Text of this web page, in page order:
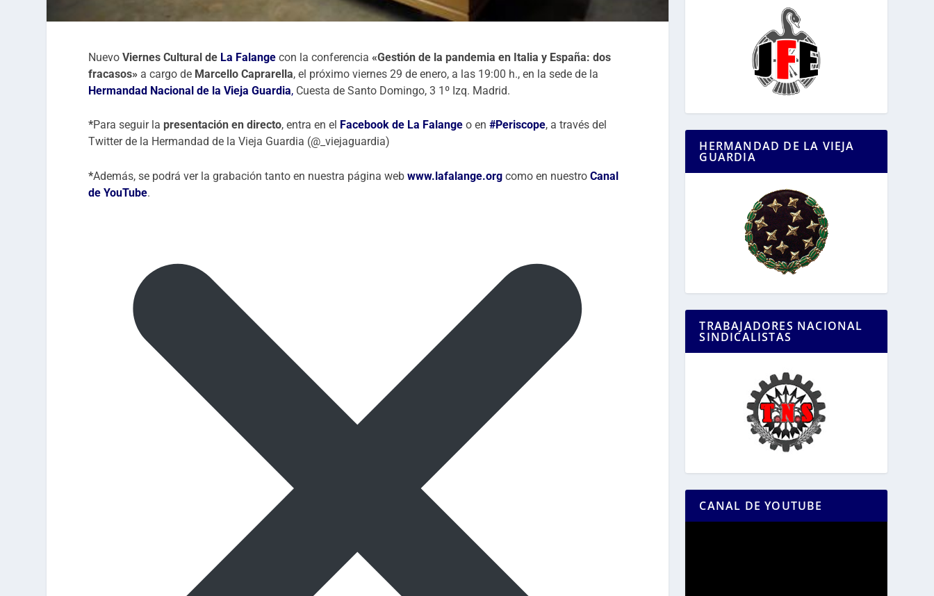
NuevoViernes Cultural de La Falange con la conferencia«Gestión de la pandemia en Italia y España: dos
fracasos» a cargo de Marcello Caprarella, el próximo viernes 29 de enero, a las 19:00 h., en la sede de la
Hermandad Nacional de la Vieja Guardia, Cuesta de Santo Domingo, 3 1º Izq. Madrid.
*Para seguir lapresentación en directo, entra en el Facebook de La Falange o en#Periscope, a través del
Twitter de la Hermandad de la Vieja Guardia (@_viejaguardia)
*Además, se podrá ver la grabación tanto en nuestra página webwww.lafalange.org como en nuestroCanal
de YouTube.
HERMANDAD DE LA VIEJA
GUARDIA
TRABAJADORES NACIONAL
SINDICALISTAS
CANAL DE YOUTUBE